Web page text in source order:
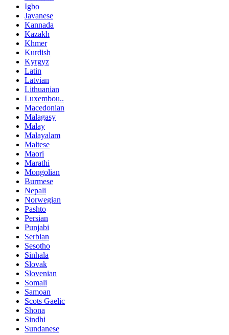
Igbo
Javanese
Kannada
Kazakh
Khmer
Kurdish
Kyrgyz
Latin
Latvian
Lithuanian
Luxembou..
Macedonian
Malagasy
Malay
Malayalam
Maltese
Maori
Marathi
Mongolian
Burmese
Nepali
Norwegian
Pashto
Persian
Punjabi
Serbian
Sesotho
Sinhala
Slovak
Slovenian
Somali
Samoan
Scots Gaelic
Shona
Sindhi
Sundanese